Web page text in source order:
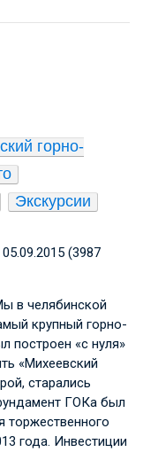
горно-
Экскурсии
05.09.2015 (3987
в челябинской
крупный горно-
построен «с нуля»
«Михеевский
старались
ГОКа был
торжественного
года. Инвестиции